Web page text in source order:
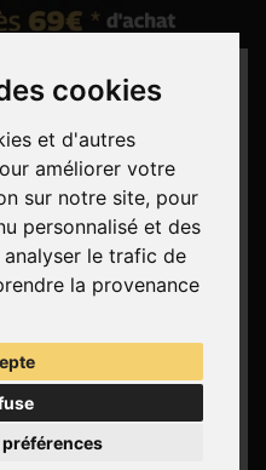
cookies
et d'autres
améliorer votre
sur notre site, pour
personnalisé et des
le trafic de
la provenance